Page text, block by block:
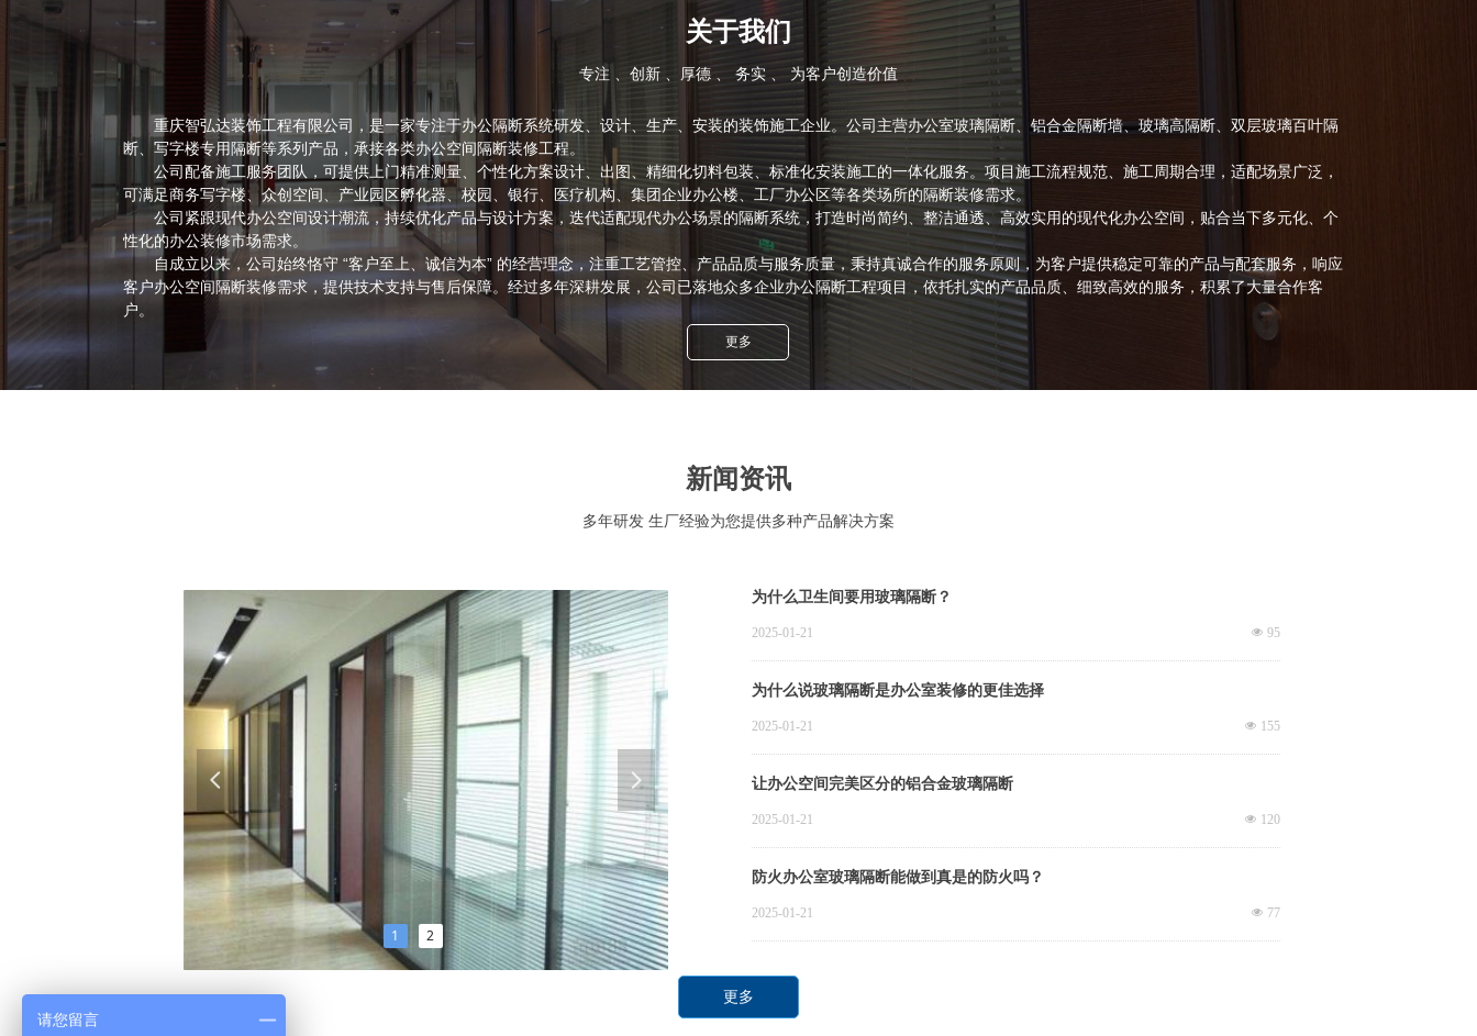
1 2
넳 넲
为什么卫生间要用玻璃隔断？
넶 95
2025-01-21
为什么说玻璃隔断是办公室装修的更佳选择
넶 155
2025-01-21
让办公空间完美区分的铝合金玻璃隔断
넶 120
2025-01-21
防火办公室玻璃隔断能做到真是的防火吗？
넶 77
2025-01-21
新闻资讯
多年研发 生厂经验为您提供多种产品解决方案
更多
关于我们
专注 、创新 、厚德 、 务实 、 为客户创造价值
重庆智弘达装饰工程有限公司，是一家专注于办公隔断系统研发、设计、生产、安装的装饰施工企业。公司主营办公室玻璃隔断、铝合金隔断墙、玻璃高隔断、双层玻璃百叶隔
断、写字楼专用隔断等系列产品，承接各类办公空间隔断装修工程。
公司配备施工服务团队，可提供上门精准测量、个性化方案设计、出图、精细化切料包装、标准化安装施工的一体化服务。项目施工流程规范、施工周期合理，适配场景广泛，
可满足商务写字楼、众创空间、产业园区孵化器、校园、银行、医疗机构、集团企业办公楼、工厂办公区等各类场所的隔断装修需求。
公司紧跟现代办公空间设计潮流，持续优化产品与设计方案，迭代适配现代办公场景的隔断系统，打造时尚简约、整洁通透、高效实用的现代化办公空间，贴合当下多元化、个
性化的办公装修市场需求。
自成立以来，公司始终恪守 “客户至上、诚信为本” 的经营理念，注重工艺管控、产品品质与服务质量，秉持真诚合作的服务原则，为客户提供稳定可靠的产品与配套服务，响应
客户办公空间隔断装修需求，提供技术支持与售后保障。经过多年深耕发展，公司已落地众多企业办公隔断工程项目，依托扎实的产品品质、细致高效的服务，积累了大量合作客
户。
更多
请您留言